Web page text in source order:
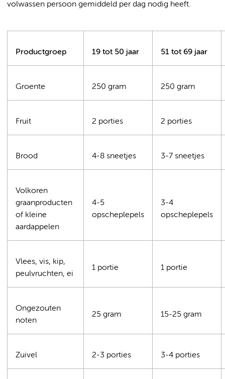
volwassen persoon gemiddeld per dag nodig heeft.
Productgroep 19 tot 50 jaar 51 tot 69 jaar
Groente 250 gram 250 gram
Fruit 2 porties 2 porties
Brood 4-8 sneetjes 3-7 sneetjes
Volkoren
graanproducten
of kleine
aardappelen
4-5
opscheplepels
3-4
opscheplepels
Vlees, vis, kip,
peulvruchten, ei
1 portie 1 portie
Ongezouten
noten
25 gram 15-25 gram
Zuivel 2-3 porties 3-4 porties